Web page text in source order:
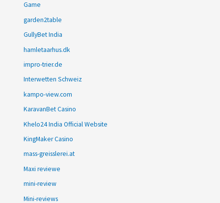
Game
garden2table
GullyBet India
hamletaarhus.dk
impro-trier.de
Interwetten Schweiz
kampo-view.com
KaravanBet Casino
Khelo24 India Official Website
KingMaker Casino
mass-greisslerei.at
Maxi reviewe
mini-review
Mini-reviews